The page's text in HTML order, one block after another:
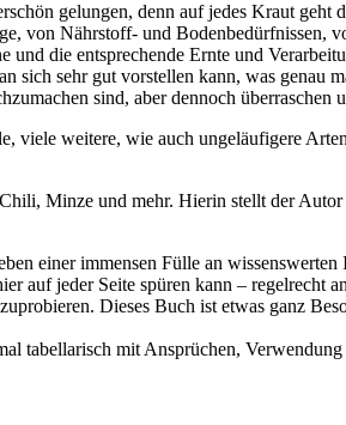
gelungen, denn auf jedes Kraut
von Nährstoff- und Bodenbedürfnissen,
die entsprechende Ernte und
sich sehr gut vorstellen kann, was genau
sind, aber dennoch überraschen
weitere, wie auch ungeläufigere
Minze und mehr. Hierin stellt der Autor
einer immensen Fülle an
auf jeder Seite spüren kann – regelrecht
Dieses Buch ist etwas ganz
tabellarisch mit Ansprüchen, Verwendung